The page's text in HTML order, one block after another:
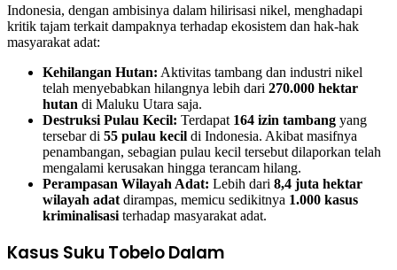
Indonesia, dengan ambisinya dalam hilirisasi nikel, menghadapi
kritik tajam terkait dampaknya terhadap ekosistem dan hak-hak
masyarakat adat:
Kehilangan Hutan: Aktivitas tambang dan industri nikel
telah menyebabkan hilangnya lebih dari 270.000 hektar
hutan di Maluku Utara saja.
Destruksi Pulau Kecil: Terdapat 164 izin tambang yang
tersebar di 55 pulau kecil di Indonesia. Akibat masifnya
penambangan, sebagian pulau kecil tersebut dilaporkan telah
mengalami kerusakan hingga terancam hilang.
Perampasan Wilayah Adat: Lebih dari 8,4 juta hektar
wilayah adat dirampas, memicu sedikitnya 1.000 kasus
kriminalisasi terhadap masyarakat adat.
Kasus Suku Tobelo Dalam